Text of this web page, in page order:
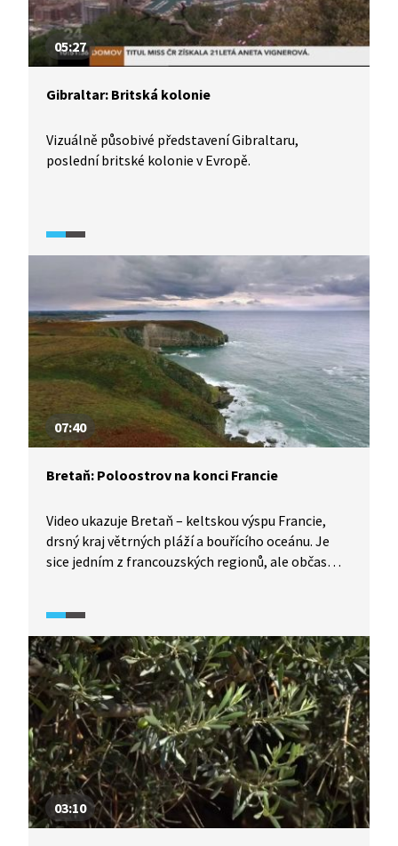
05:27
Gibraltar: Britská kolonie
Vizuálně působivé představení Gibraltaru,
poslední britské kolonie v Evropě.
07:40
Bretaň: Poloostrov na konci Francie
Video ukazuje Bretaň – keltskou výspu Francie,
drsný kraj větrných pláží a bouřícího oceánu. Je
sice jedním z francouzských regionů, ale občas
03:10